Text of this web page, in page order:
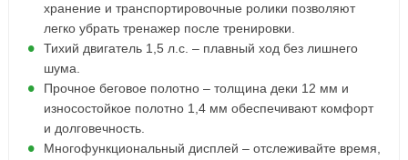
хранение и транспортировочные ролики позволяют
легко убрать тренажер после тренировки.
Тихий двигатель 1,5 л.с. – плавный ход без лишнего
шума.
Прочное беговое полотно – толщина деки 12 мм и
износостойкое полотно 1,4 мм обеспечивают комфорт
и долговечность.
Многофункциональный дисплей – отслеживайте время,